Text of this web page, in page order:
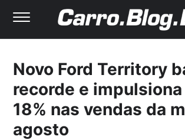
Novo Ford Territory
recorde e
18% nas vendas da
agosto